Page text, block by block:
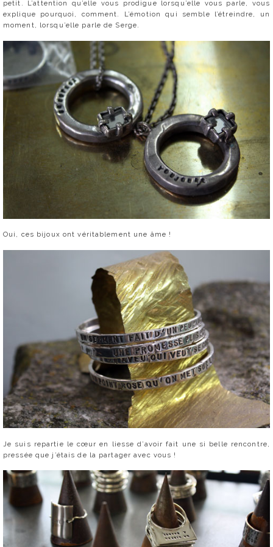
petit. L’attention qu’elle vous prodigue lorsqu’elle vous parle, vous
explique pourquoi, comment. L’émotion qui semble l’étreindre, un
moment, lorsqu’elle parle de Serge.
Oui, ces bijoux ont véritablement une âme !
Je suis repartie le cœur en liesse d’avoir fait une si belle rencontre,
pressée que j’étais de la partager avec vous !